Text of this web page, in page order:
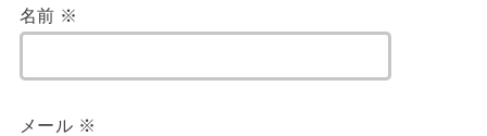
名前 ※
メール ※